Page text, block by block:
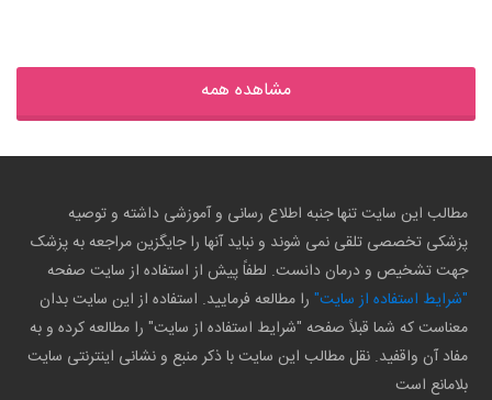
مشاهده همه
مطالب این سایت تنها جنبه اطلاع رسانی و آموزشی داشته و توصیه
پزشکی تخصصی تلقی نمی شوند و نباید آنها را جایگزین مراجعه به پزشک
جهت تشخیص و درمان دانست. لطفاً پیش از استفاده از سایت صفحه
"شرایط استفاده از سایت" را مطالعه فرمایید. استفاده از این سایت بدان
معناست که شما قبلاً صفحه "شرایط استفاده از سایت" را مطالعه کرده و به
مفاد آن واقفید. نقل مطالب این سایت با ذکر منبع و نشانی اینترنتی سایت
بلامانع است